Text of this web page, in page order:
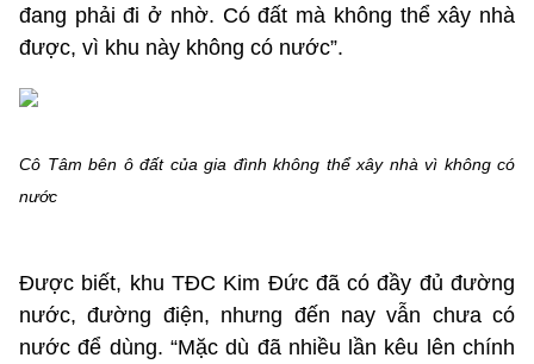
đang phải đi ở nhờ. Có đất mà không thể xây nhà
được, vì khu này không có nước”.
Cô Tâm bên ô đất của gia đình không thể xây nhà vì không có
nước
Được biết, khu TĐC Kim Đức đã có đầy đủ đường
nước, đường điện, nhưng đến nay vẫn chưa có
nước để dùng. “Mặc dù đã nhiều lần kêu lên chính